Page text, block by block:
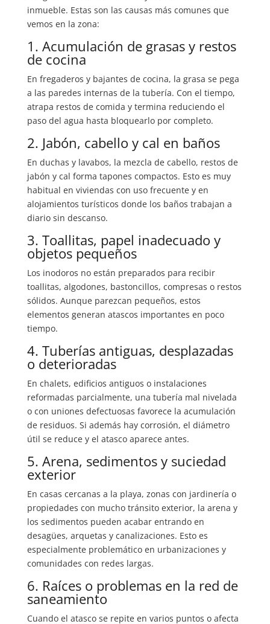
inmueble. Estas son las causas más comunes que
vemos en la zona:
1. Acumulación de grasas y restos
de cocina
En fregaderos y bajantes de cocina, la grasa se pega
a las paredes internas de la tubería. Con el tiempo,
atrapa restos de comida y termina reduciendo el
paso del agua hasta bloquearlo por completo.
2. Jabón, cabello y cal en baños
En duchas y lavabos, la mezcla de cabello, restos de
jabón y cal forma tapones compactos. Esto es muy
habitual en viviendas con uso frecuente y en
alojamientos turísticos donde los baños trabajan a
diario sin descanso.
3. Toallitas, papel inadecuado y
objetos pequeños
Los inodoros no están preparados para recibir
toallitas, algodones, bastoncillos, compresas o restos
sólidos. Aunque parezcan pequeños, estos
elementos generan atascos importantes en poco
tiempo.
4. Tuberías antiguas, desplazadas
o deterioradas
En chalets, edificios antiguos o instalaciones
reformadas parcialmente, una tubería mal nivelada
o con uniones defectuosas favorece la acumulación
de residuos. Si además hay corrosión, el diámetro
útil se reduce y el atasco aparece antes.
5. Arena, sedimentos y suciedad
exterior
En casas cercanas a la playa, zonas con jardinería o
propiedades con mucho tránsito exterior, la arena y
los sedimentos pueden acabar entrando en
desagües, arquetas y canalizaciones. Esto es
especialmente problemático en urbanizaciones y
comunidades con redes largas.
6. Raíces o problemas en la red de
saneamiento
Cuando el atasco se repite en varios puntos o afecta